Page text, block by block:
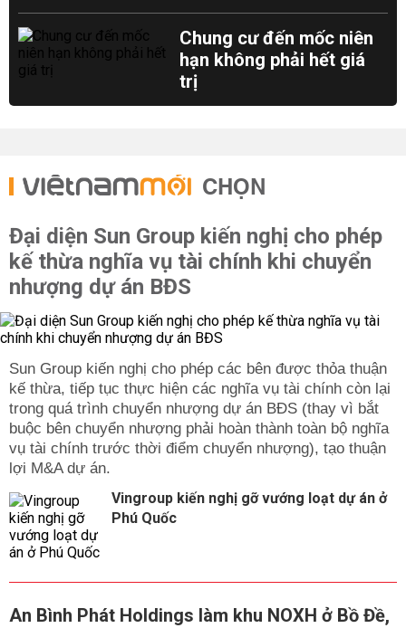
Chung cư đến mốc niên
hạn không phải hết giá
trị
CHỌN
Đại diện Sun Group kiến nghị cho phép
kế thừa nghĩa vụ tài chính khi chuyển
nhượng dự án BĐS
Sun Group kiến nghị cho phép các bên được thỏa thuận
kế thừa, tiếp tục thực hiện các nghĩa vụ tài chính còn lại
trong quá trình chuyển nhượng dự án BĐS (thay vì bắt
buộc bên chuyển nhượng phải hoàn thành toàn bộ nghĩa
vụ tài chính trước thời điểm chuyển nhượng), tạo thuận
lợi M&A dự án.
Vingroup kiến nghị gỡ vướng loạt dự án ở
Phú Quốc
An Bình Phát Holdings làm khu NOXH ở Bồ Đề,